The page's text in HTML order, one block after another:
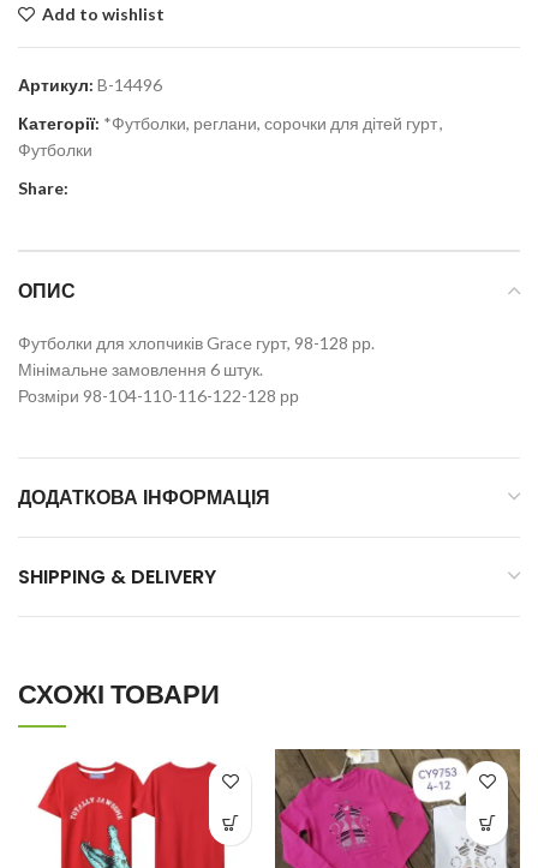
Add to wishlist
Артикул: B-14496
Категорії: *Футболки, реглани, сорочки для дітей гурт,
Футболки
Share:
ОПИС
Футболки для хлопчиків Grace гурт, 98-128 рр.
Мінімальне замовлення 6 штук.
Розміри 98-104-110-116-122-128 рр
ДОДАТКОВА ІНФОРМАЦІЯ
SHIPPING & DELIVERY
СХОЖІ ТОВАРИ